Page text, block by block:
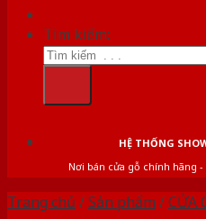
Tìm kiếm:
HỆ THỐNG
Nơi bán cửa gỗ chính hãng
Trang chủ /Sản phẩm /CỬA